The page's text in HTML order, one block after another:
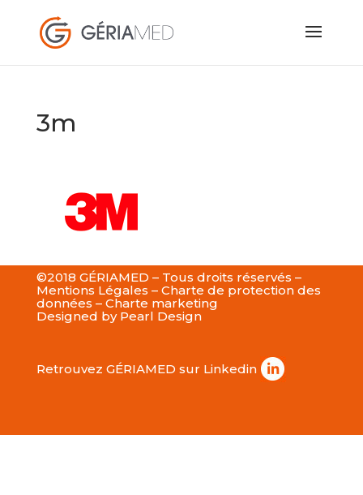
3m
©2018 GÉRIAMED – Tous droits réservés –
Mentions Légales – Charte de protection des
données – Charte marketing
Designed by Pearl Design
Retrouvez GÉRIAMED sur Linkedin